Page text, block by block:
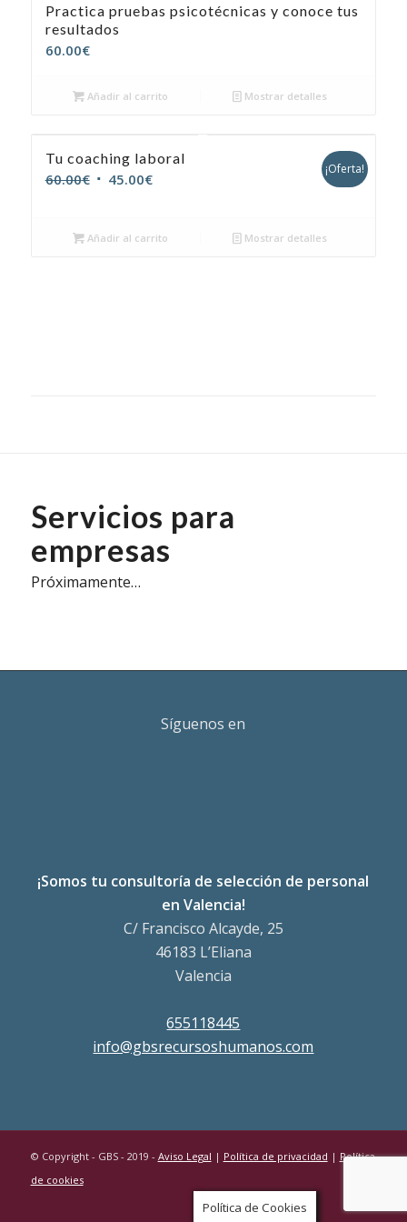
Practica pruebas psicotécnicas y conoce tus
resultados
60.00€
Añadir al carrito Mostrar detalles
Tu coaching laboral
60.00€ El
era:
45.00€El
es:
¡Oferta!
Añadir al carrito Mostrar detalles
Servicios para
empresas
Próximamente…
Síguenos en
¡Somos tu consultoría de selección de personal
en Valencia!
C/ Francisco Alcayde, 25
46183 L’Eliana
Valencia
655118445
info@gbsrecursoshumanos.com
© Copyright - GBS - 2019 - Aviso Legal | Política de privacidad | Política
de cookies
Política de Cookies